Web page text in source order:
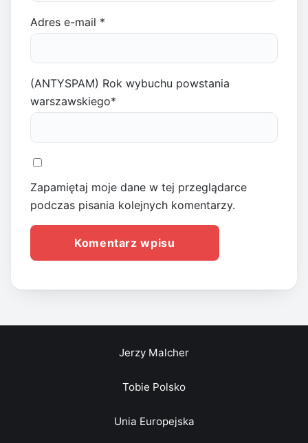
Adres e-mail *
(ANTYSPAM) Rok wybuchu powstania
warszawskiego*
Zapamiętaj moje dane w tej przeglądarce
podczas pisania kolejnych komentarzy.
Jerzy Malcher
Tobie Polsko
Unia Europejska